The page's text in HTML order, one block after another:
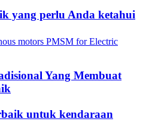
yang perlu Anda ketahui
Yang Membuat
untuk kendaraan